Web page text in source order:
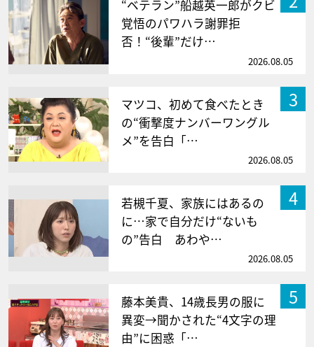
“ベテラン”船越英一郎がクビ
覚悟のパワハラ謝罪拒
否！“後輩”だけ…
2026.08.05
3
マツコ、初めて食べたとき
の“衝撃度ナンバーワングル
メ”を告白「…
2026.08.05
4
若槻千夏、家族にはあるの
に…家で自分だけ“ないも
の”告白 あわや…
2026.08.05
5
藤本美貴、14歳長男の服に
異変→聞かされた“4文字の理
由”に困惑「…